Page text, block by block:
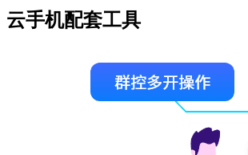
云手机配套工具